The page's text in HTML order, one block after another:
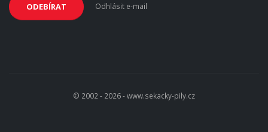
ODEBÍRAT Odhlásit e-mail
© 2002 - 2026 - www.sekacky-pily.cz